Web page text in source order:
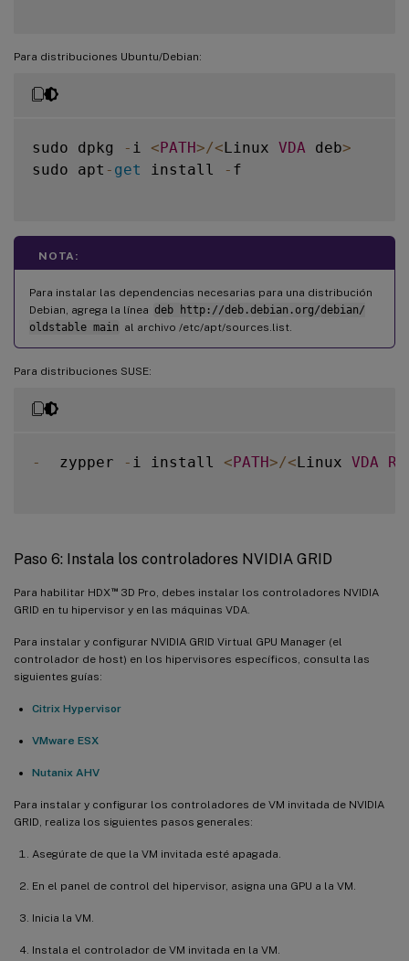
Para distribuciones Ubuntu/Debian:
sudo dpkg - i <PATH>/<Linux VDA deb>
sudo apt - get install - f
NOTA:
Para instalar las dependencias necesarias para una distribución
Debian, agrega la línea deb http://deb.debian.org/debian/
oldstable main al archivo /etc/apt/sources.list.
Para distribuciones SUSE:
-
  zypper
- i install <PATH>/<Linux VDA
Paso 6: Instala los controladores NVIDIA GRID
Para habilitar HDX ™3D Pro, debes instalar los controladores NVIDIA
GRID en tu hipervisor y en las máquinas VDA.
Para instalar y configurar NVIDIA GRID Virtual GPU Manager (el
controlador de host) en los hipervisores específicos, consulta las
siguientes guías:
Citrix Hypervisor
VMware ESX
Nutanix AHV
Para instalar y configurar los controladores de VM invitada de NVIDIA
GRID, realiza los siguientes pasos generales:
Asegúrate de que la VM invitada esté apagada.
En el panel de control del hipervisor, asigna una GPU a la VM.
Inicia la VM.
Instala el controlador de VM invitada en la VM.